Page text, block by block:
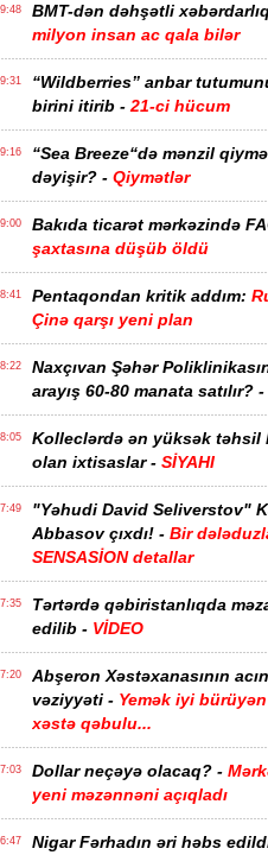
BMT-dən dəhşətli
milyon insan ac qala bilər
“Wildberries” anbar
birini itirib - 21-ci hücum
“Sea Breeze“də mənzil
dəyişir? - Qiymətlər
Bakıda ticarət mərkəzində
şaxtasına düşüb öldü
Pentaqondan kritik addım:
Çinə qarşı yeni plan
Naxçıvan Şəhər
arayış 60-80 manata satılır? -
Kolleclərdə ən yüksək təhsil
olan ixtisaslar - SİYAHI
"Yəhudi David Seliverstov"
Abbasov çıxdı! - Bir
SENSASİON detallar
Tərtərdə qəbiristanlıqda
edilib - VİDEO
Abşeron Xəstəxanasının
vəziyyəti - Yemək iyi
xəstə qəbulu...
Dollar neçəyə olacaq? -
yeni məzənnəni açıqladı
Nigar Fərhadın əri həbs